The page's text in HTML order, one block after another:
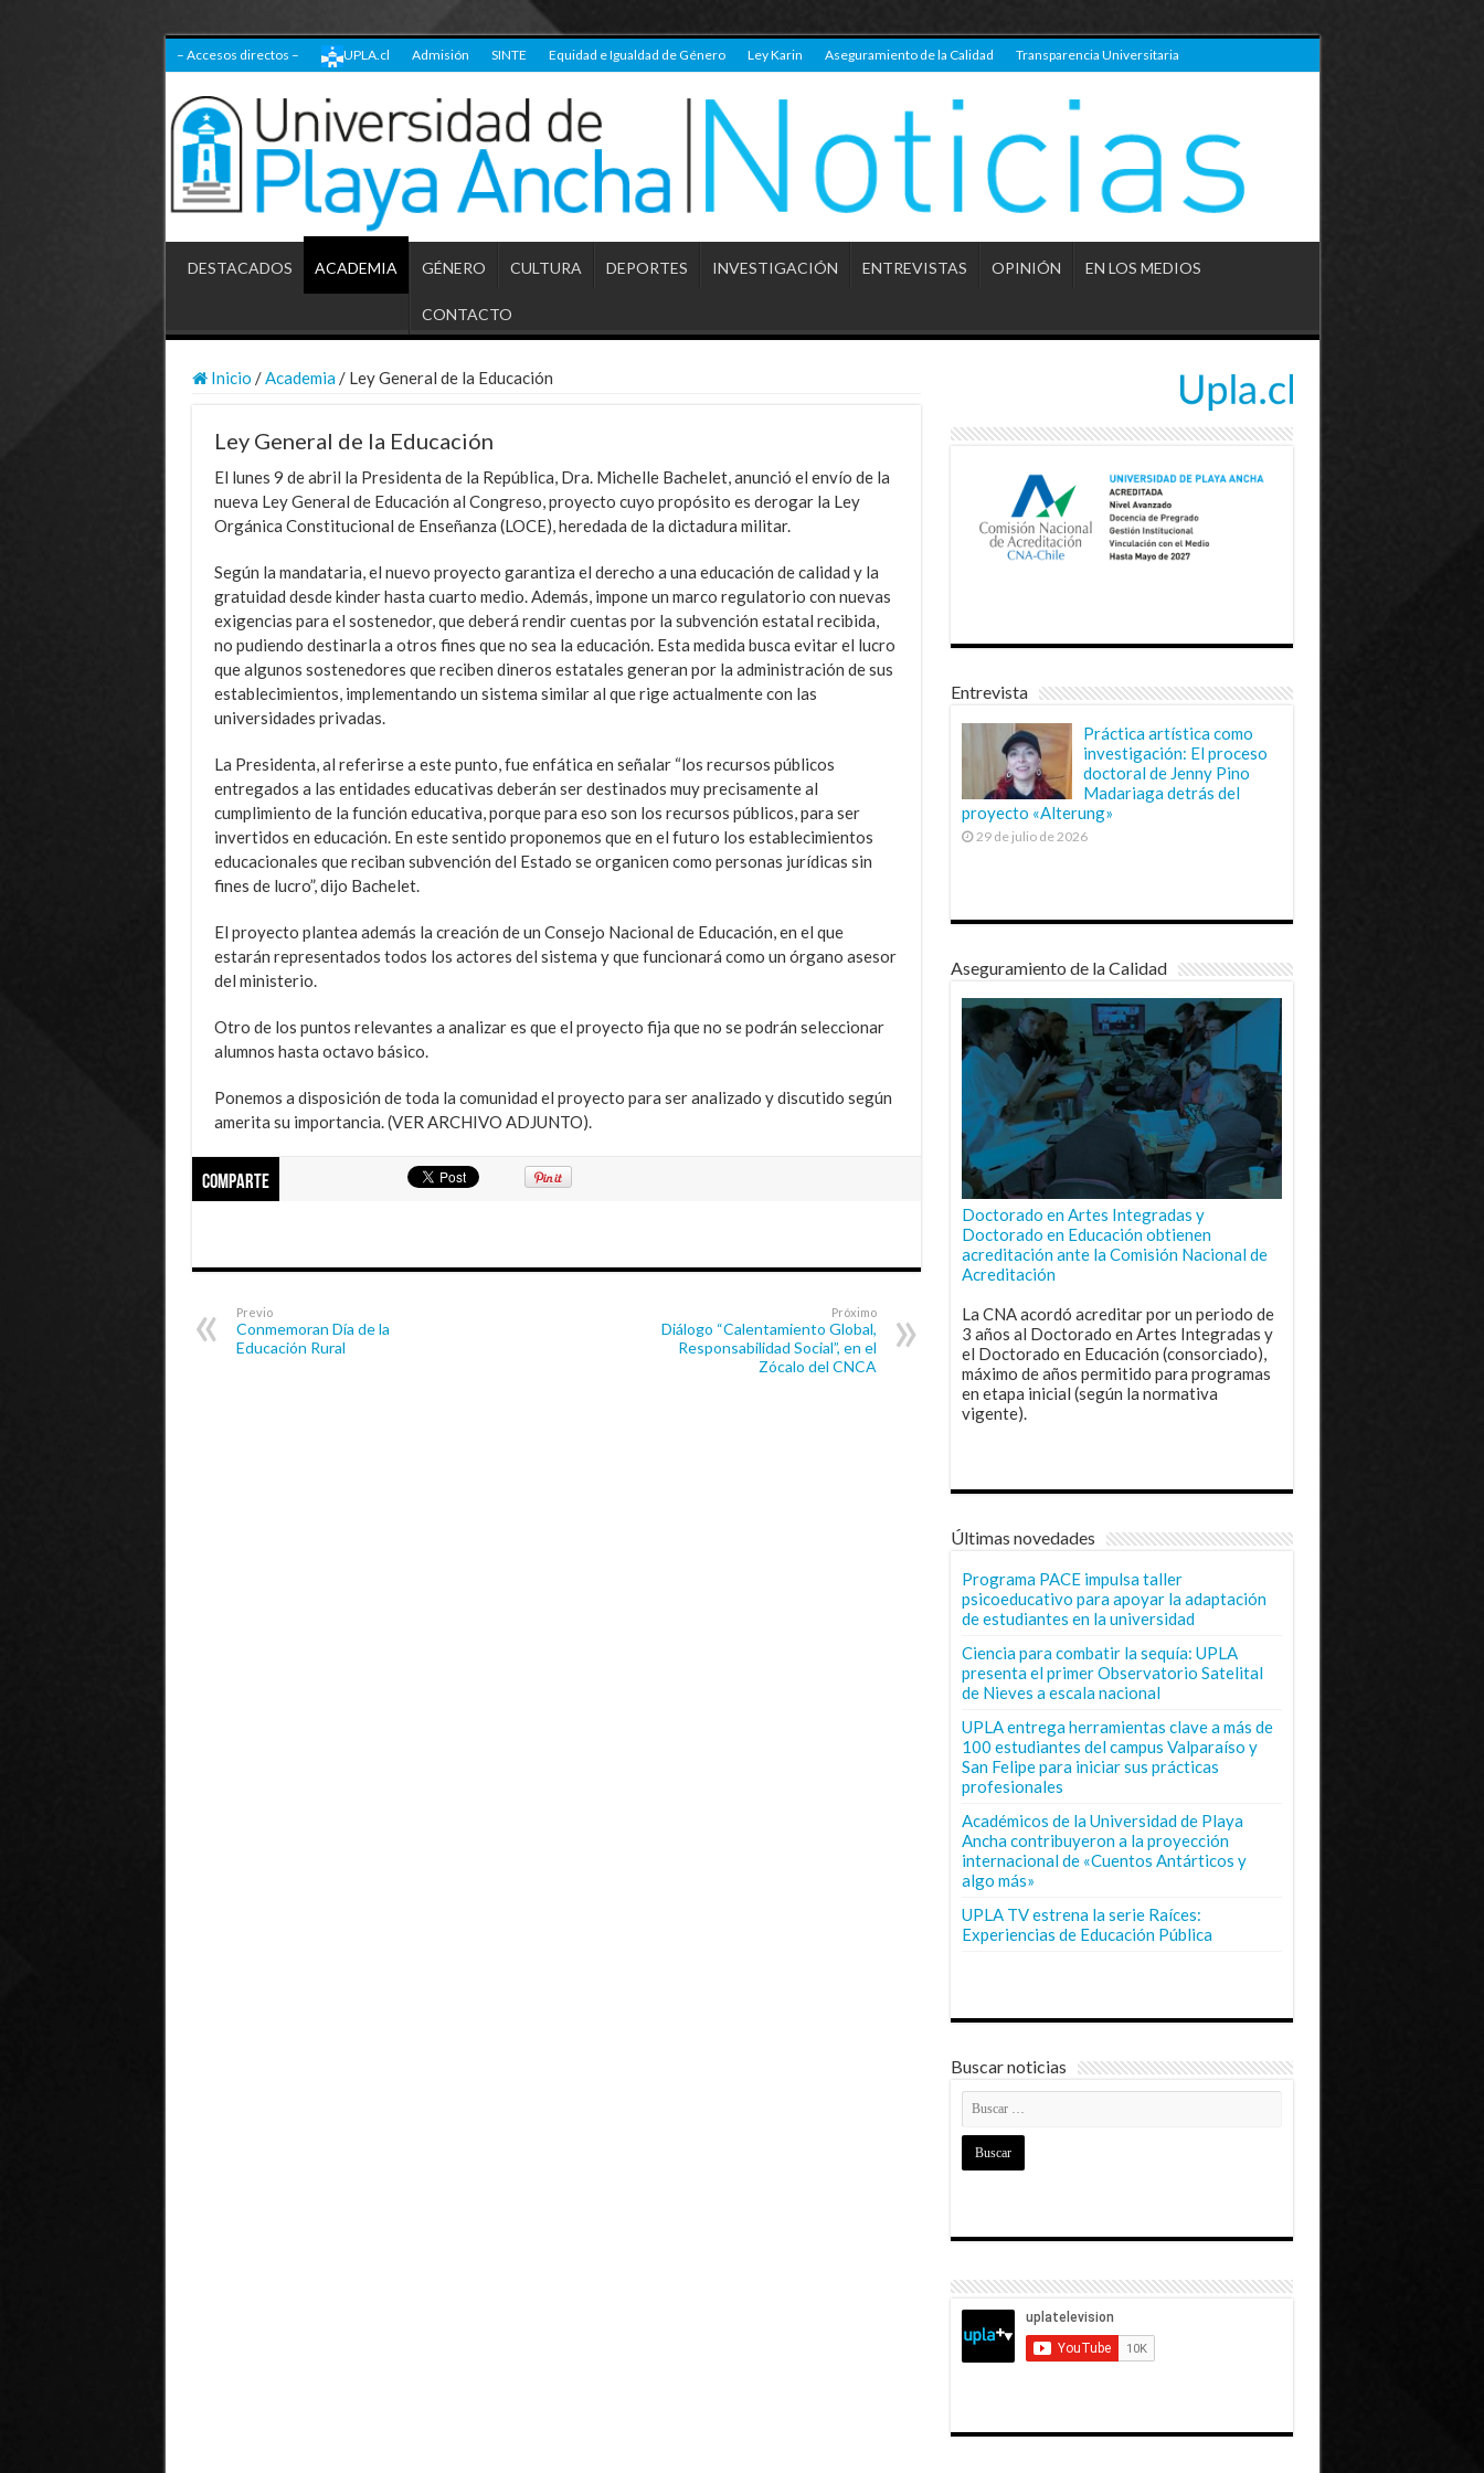
– Accesos directos – UPLA.cl Admisión SINTE Equidad e Igualdad de Género Ley Karin Aseguramiento de la Calidad Transparencia Universitaria
DESTACADOS ACADEMIA GÉNERO CULTURA DEPORTES INVESTIGACIÓN ENTREVISTAS OPINIÓN EN LOS MEDIOS
CONTACTO
Inicio / Academia / Ley General de la Educación
Ley General de la Educación
El lunes 9 de abril la Presidenta de la República, Dra. Michelle Bachelet, anunció el envío de la
nueva Ley General de Educación al Congreso, proyecto cuyo propósito es derogar la Ley
Orgánica Constitucional de Enseñanza (LOCE), heredada de la dictadura militar.
Según la mandataria, el nuevo proyecto garantiza el derecho a una educación de calidad y la
gratuidad desde kinder hasta cuarto medio. Además, impone un marco regulatorio con nuevas
exigencias para el sostenedor, que deberá rendir cuentas por la subvención estatal recibida,
no pudiendo destinarla a otros fines que no sea la educación. Esta medida busca evitar el lucro
que algunos sostenedores que reciben dineros estatales generan por la administración de sus
establecimientos, implementando un sistema similar al que rige actualmente con las
universidades privadas.
La Presidenta, al referirse a este punto, fue enfática en señalar “los recursos públicos
entregados a las entidades educativas deberán ser destinados muy precisamente al
cumplimiento de la función educativa, porque para eso son los recursos públicos, para ser
invertidos en educación. En este sentido proponemos que en el futuro los establecimientos
educacionales que reciban subvención del Estado se organicen como personas jurídicas sin
fines de lucro”, dijo Bachelet.
El proyecto plantea además la creación de un Consejo Nacional de Educación, en el que
estarán representados todos los actores del sistema y que funcionará como un órgano asesor
del ministerio.
Otro de los puntos relevantes a analizar es que el proyecto fija que no se podrán seleccionar
alumnos hasta octavo básico.
Ponemos a disposición de toda la comunidad el proyecto para ser analizado y discutido según
amerita su importancia. (VER ARCHIVO ADJUNTO).
Comparte
Previo
Conmemoran Día de la
Educación Rural
Próximo
Diálogo “Calentamiento Global,
Responsabilidad Social”, en el
Zócalo del CNCA
Entrevista
Práctica artística como
investigación: El proceso
doctoral de Jenny Pino
Madariaga detrás del
proyecto «Alterung»
29 de julio de 2026
Aseguramiento de la Calidad
Doctorado en Artes Integradas y
Doctorado en Educación obtienen
acreditación ante la Comisión Nacional de
Acreditación
La CNA acordó acreditar por un periodo de
3 años al Doctorado en Artes Integradas y
el Doctorado en Educación (consorciado),
máximo de años permitido para programas
en etapa inicial (según la normativa
vigente).
Últimas novedades
Programa PACE impulsa taller
psicoeducativo para apoyar la adaptación
de estudiantes en la universidad
Ciencia para combatir la sequía: UPLA
presenta el primer Observatorio Satelital
de Nieves a escala nacional
UPLA entrega herramientas clave a más de
100 estudiantes del campus Valparaíso y
San Felipe para iniciar sus prácticas
profesionales
Académicos de la Universidad de Playa
Ancha contribuyeron a la proyección
internacional de «Cuentos Antárticos y
algo más»
UPLA TV estrena la serie Raíces:
Experiencias de Educación Pública
Buscar noticias